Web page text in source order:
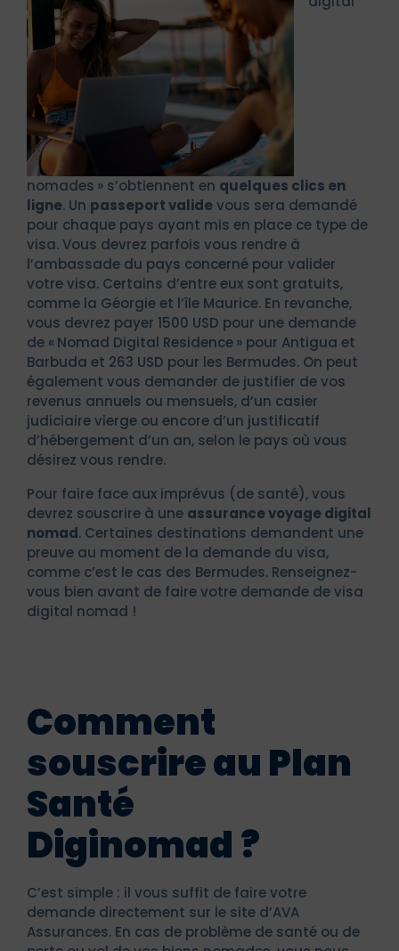
nomades » s’obtiennent en quelques clics en
ligne. Un passeport validevous sera demandé
pour chaque pays ayant mis en place ce type de
visa. Vous devrez parfois vous rendre à
l’ambassade du pays concerné pour valider
votre visa. Certains d’entre eux sont gratuits,
comme la Géorgie et l’île Maurice. En revanche,
vous devrez payer 1500 USD pour une demande
de « Nomad Digital Residence » pour Antigua et
Barbuda et 263 USD pour les Bermudes. On peut
également vous demander de justifier de vos
revenus annuels ou mensuels, d’un casier
judiciaire vierge ou encore d’un justificatif
d’hébergement d’un an, selon le pays où vous
désirez vous rendre.
Pour faire face aux imprévus (de santé), vous
devrez souscrire à une assurance voyage digital
nomad. Certaines destinations demandent une
preuve au moment de la demande du visa,
comme c’est le cas des Bermudes. Renseignez-
vous bien avant de faire votre demande de visa
digital nomad !
Comment
souscrire au Plan
Santé
Diginomad ?
C’est simple : il vous suffit de faire votre
demande directement sur le site d’AVA
Assurances. En cas de problème de santé ou de